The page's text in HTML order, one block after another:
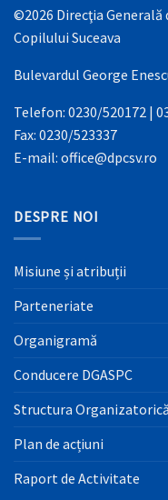
©2026 Direcţia
Copilului Suceava
Bulevardul George
Telefon: 0230/520172 |
Fax: 0230/523337
E-mail: office@dpcsv.ro
DESPRE NOI
Misiune și atribuții
Parteneriate
Organigramă
Conducere DGASPC
Structura Organizatorică
Plan de acțiuni
Raport de Activitate